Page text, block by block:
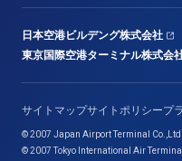
日本空港ビルデング株式会社
東京国際空港ターミナル株式会
サイトマップサイトポリシープ
© 2007 Japan Airport Terminal Co.,Ltd.
© 2007 Tokyo International Air